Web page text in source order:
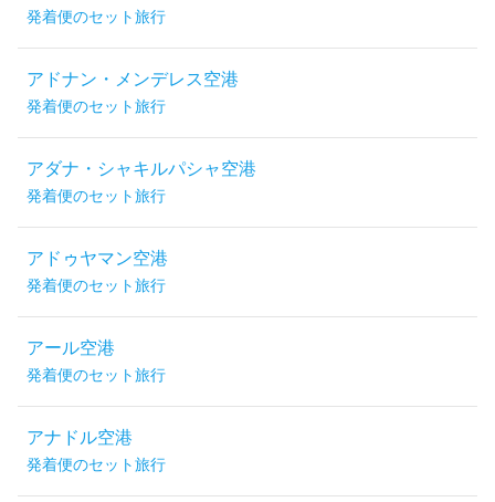
発着便のセット旅行
アドナン・メンデレス空港
発着便のセット旅行
アダナ・シャキルパシャ空港
発着便のセット旅行
アドゥヤマン空港
発着便のセット旅行
アール空港
発着便のセット旅行
アナドル空港
発着便のセット旅行